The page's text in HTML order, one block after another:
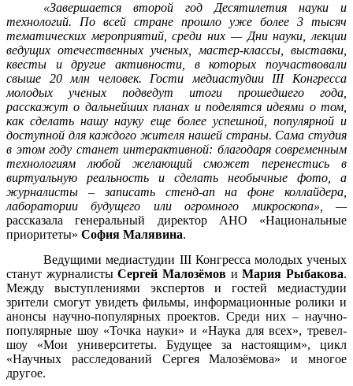
«Завершается второй год Десятилетия науки и
технологий. По всей стране прошло уже более 3 тысяч
тематических мероприятий, среди них — Дни науки, лекции
ведущих отечественных ученых, мастер-классы, выставки,
квесты и другие активности, в которых поучаствовали
свыше 20 млн человек. Гости медиастудии III Конгресса
молодых ученых подведут итоги прошедшего года,
расскажут о дальнейших планах и поделятся идеями о том,
как сделать нашу науку еще более успешной, популярной и
доступной для каждого жителя нашей страны. Сама студия
в этом году станет интерактивной: благодаря современным
технологиям любой желающий сможет перенестись в
виртуальную реальность и сделать необычные фото, а
журналисты – записать стенд-ап на фоне коллайдера,
лаборатории будущего или огромного микроскопа», —
рассказала генеральный директор АНО «Национальные
приоритеты» София Малявина.
Ведущими медиастудии IIIКонгресса молодых ученых
станут журналистыСергей Малозёмов иМария Рыбакова.
Между выступлениями экспертов и гостей медиастудии
зрители смогут увидеть фильмы, информационные ролики и
анонсы научно-популярных проектов. Среди них – научно-
популярные шоу «Точка науки» и «Наука для всех», тревел-
шоу «Мои университеты. Будущее за настоящим», цикл
«Научных расследований Сергея Малозёмова» и многое
другое.